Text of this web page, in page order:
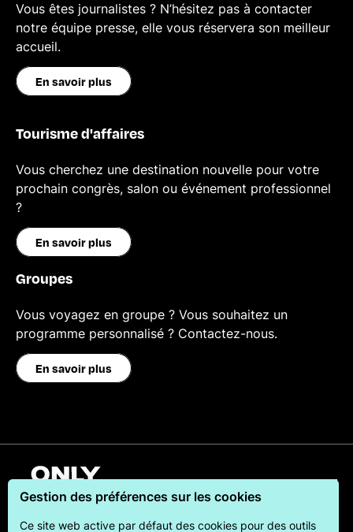
Vous êtes journalistes ? N’hésitez pas à contacter
notre équipe presse, elle vous réservera son meilleur
accueil.
En savoir plus
Tourisme d'affaires
Vous cherchez une destination nouvelle pour votre
prochain congrès, salon ou événement professionnel
?
En savoir plus
Groupes
Vous voyagez en groupe ? Vous souhaitez un
programme personnalisé ? Contactez-nous.
En savoir plus
Français
Gestion des préférences sur les cookies
Ce site web active par défaut des cookies pour des outils